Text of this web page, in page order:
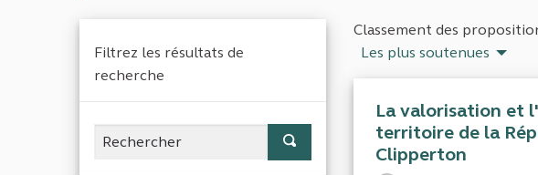
Filtrez les résultats de
recherche
Classement des
Les plus soutenues
La valorisation et
territoire de la
Clipperton